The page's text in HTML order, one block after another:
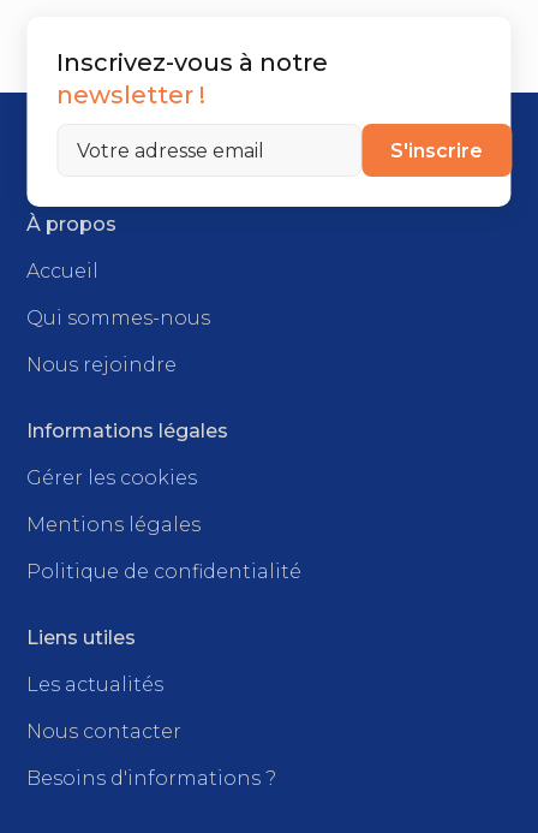
À propos
Accueil
Qui sommes-nous
Nous rejoindre
Informations légales
Gérer les cookies
Mentions légales
Politique de confidentialité
Liens utiles
Les actualités
Nous contacter
Besoins d'informations ?
Inscrivez-vous à notre
newsletter !
S'inscrire